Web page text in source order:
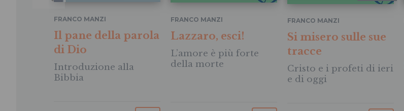
FRANCO MANZI
Il pane della parola
di Dio
Introduzione alla
Bibbia
FRANCO MANZI
Lazzaro, esci!
L’amore è più forte
della morte
FRANCO MANZI
Si misero sulle sue
tracce
Cristo e i profeti di ieri
e di oggi